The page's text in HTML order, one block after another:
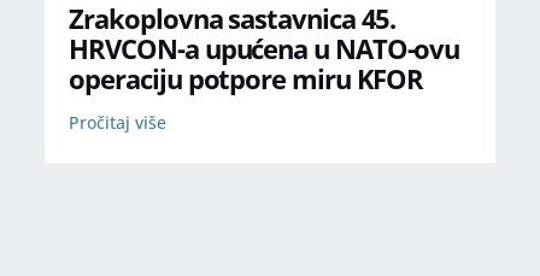
Zrakoplovna sastavnica 45.
HRVCON-a upućena u NATO-ovu
operaciju potpore miru KFOR
Pročitaj više